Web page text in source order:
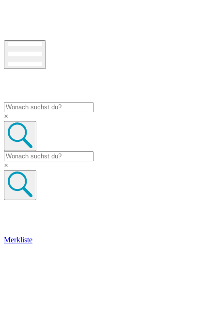
×
×
Merkliste